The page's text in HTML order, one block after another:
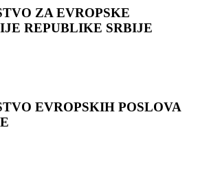
ZA EVROPSKE
REPUBLIKE SRBIJE
EVROPSKIH POSLOVA